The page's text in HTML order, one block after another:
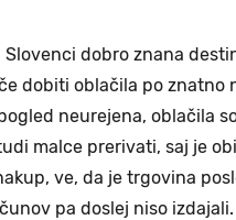
dobro znana
dobiti oblačila po znatno
neurejena, oblačila
malce prerivati, saj je
ve, da je trgovina
pa doslej niso